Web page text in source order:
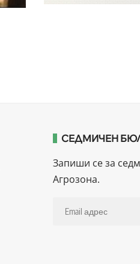
СЕДМИЧЕН
Запиши се за
Агрозона.